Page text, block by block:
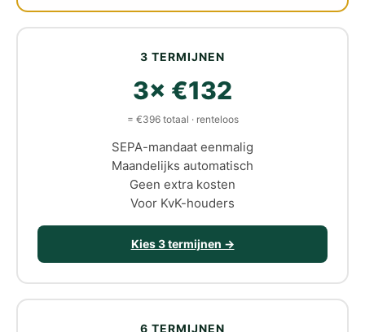
3 TERMIJNEN
3× €132
= €396 totaal · renteloos
SEPA-mandaat eenmalig
Maandelijks automatisch
Geen extra kosten
Voor KvK-houders
Kies 3 termijnen →
6 TERMIJNEN